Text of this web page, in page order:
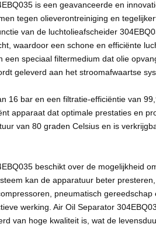
is een geavanceerde en
tegen olieverontreiniging en
van de luchtolieafscheider
waardoor een schone en efficiënte
een speciaal filtermedium dat olie
geleverd aan het stroomafwaartse
16 bar en een filtratie-efficiëntie van
apparaat dat optimale prestaties en
van 80 graden Celsius en is
beschikt over de mogelijkheid
kan de apparatuur beter
pneumatisch
werking. Air Oil Separator
van hoge kwaliteit is, wat de